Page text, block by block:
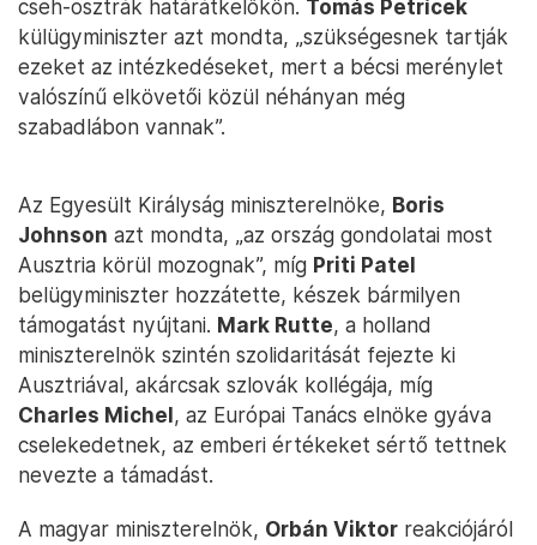
cseh-osztrák határátkelőkön. Tomás Petrícek
külügyminiszter azt mondta, „szükségesnek tartják
ezeket az intézkedéseket, mert a bécsi merénylet
valószínű elkövetői közül néhányan még
szabadlábon vannak”.
Az Egyesült Királyság miniszterelnöke, Boris
Johnson azt mondta, „az ország gondolatai most
Ausztria körül mozognak”, míg Priti Patel
belügyminiszter hozzátette, készek bármilyen
támogatást nyújtani. Mark Rutte, a holland
miniszterelnök szintén szolidaritását fejezte ki
Ausztriával, akárcsak szlovák kollégája, míg
Charles Michel, az Európai Tanács elnöke gyáva
cselekedetnek, az emberi értékeket sértő tettnek
nevezte a támadást.
A magyar miniszterelnök, Orbán Viktor reakciójáról